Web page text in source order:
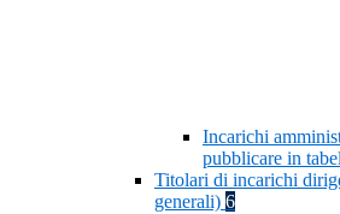
Incarichi
pubblicare in
Titolari di incarichi
generali) 6